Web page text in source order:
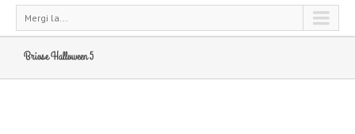
Mergi la...
Briose Halloween 5